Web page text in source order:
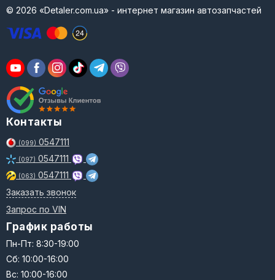
© 2026 «Detaler.com.ua» - интернет магазин автозапчастей
Контакты
(099) 0547111
(097) 0547111
(063) 0547111
Заказать звонок
Запрос по VIN
График работы
Пн-Пт: 8:30-19:00
Сб: 10:00-16:00
Вс: 10:00-16:00